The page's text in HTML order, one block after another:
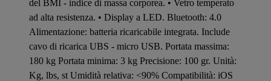
del BMI - indice di massa corporea. • Vetro temperato
ad alta resistenza. • Display a LED. Bluetooth: 4.0
Alimentazione: batteria ricaricabile integrata. Include
cavo di ricarica UBS - micro USB. Portata massima:
180 kg Portata minima: 3 kg Precisione: 100 gr. Unità:
Kg, lbs, st Umidità relativa: <90% Compatibilità: iOS